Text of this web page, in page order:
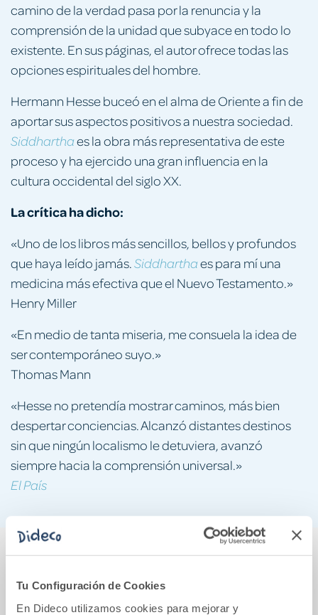
Tu Configuración de Cookies
En Dideco utilizamos cookies para mejorar y
camino de la verdad pasa por la renuncia y la
comprensión de la unidad que subyace en todo lo
existente. En sus páginas, el autor ofrece todas las
opciones espirituales del hombre.
Hermann Hesse buceó en el alma de Oriente a fin de
aportar sus aspectos positivos a nuestra sociedad.
Siddharthaes la obra más representativa de este
proceso y ha ejercido una gran influencia en la
cultura occidental del siglo XX.
La crítica ha dicho:
«Uno de los libros más sencillos, bellos y profundos
que haya leído jamás.Siddharthaes para mí una
medicina más efectiva que el Nuevo Testamento.»
Henry Miller
«En medio de tanta miseria, me consuela la idea de
ser contemporáneo suyo.»
Thomas Mann
«Hesse no pretendía mostrar caminos, más bien
despertar conciencias. Alcanzó distantes destinos
sin que ningún localismo le detuviera, avanzó
siempre hacia la comprensión universal.»
El País
También podría gustarte...